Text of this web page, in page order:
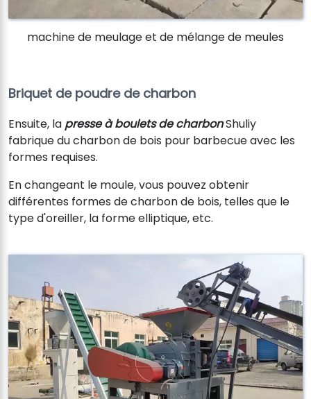
machine de meulage et de mélange de meules
Briquet de poudre de charbon
Ensuite, la presse à boulets de charbonShuliy
fabrique du charbon de bois pour barbecue avec les
formes requises.
En changeant le moule, vous pouvez obtenir
différentes formes de charbon de bois, telles que le
type d'oreiller, la forme elliptique, etc.